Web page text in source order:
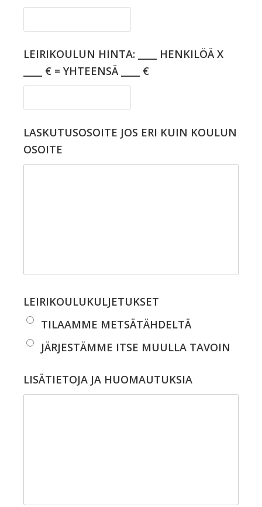
LEIRIKOULUN HINTA: ____ HENKILÖÄ X
____ € = YHTEENSÄ ____ €
LASKUTUSOSOITE JOS ERI KUIN KOULUN
OSOITE
LEIRIKOULUKULJETUKSET
TILAAMME METSÄTÄHDELTÄ
JÄRJESTÄMME ITSE MUULLA TAVOIN
LISÄTIETOJA JA HUOMAUTUKSIA